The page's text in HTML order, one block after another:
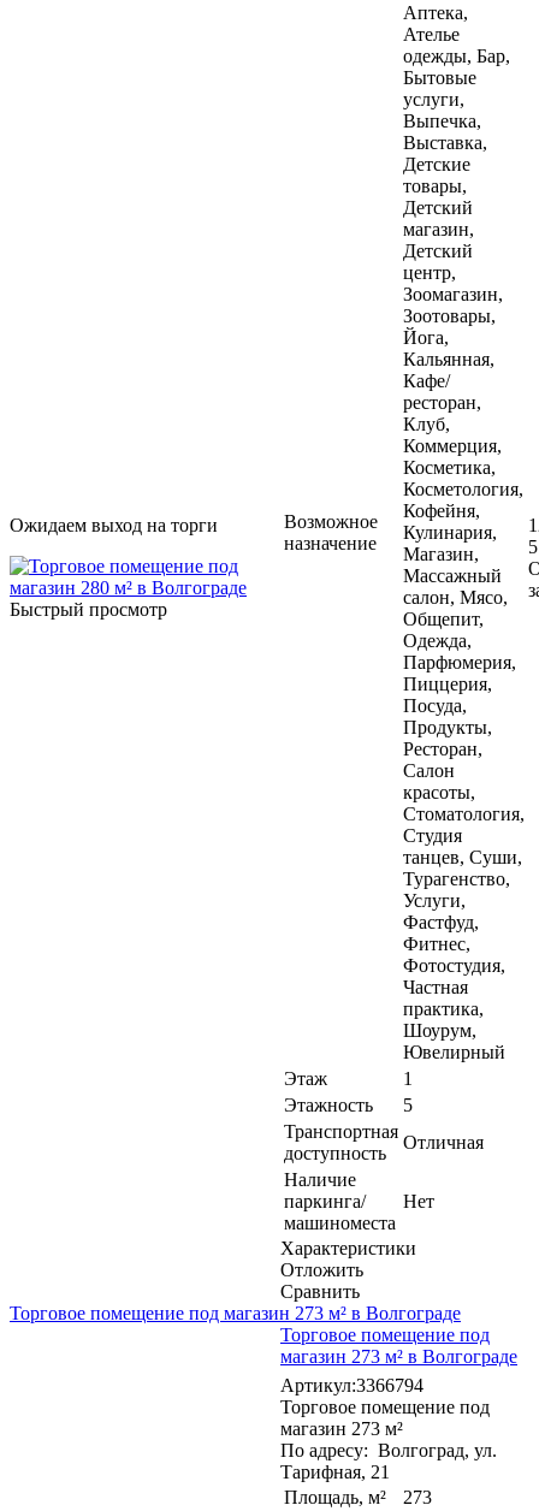
Ожидаем выход на торги
Быстрый просмотр
Возможное
назначение
Аптека,
Ателье
одежды, Бар,
Бытовые
услуги,
Выпечка,
Выставка,
Детские
товары,
Детский
магазин,
Детский
центр,
Зоомагазин,
Зоотовары,
Йога,
Кальянная,
Кафе/
ресторан,
Клуб,
Коммерция,
Косметика,
Косметология,
Кофейня,
Кулинария,
Магазин,
Массажный
салон, Мясо,
Общепит,
Одежда,
Парфюмерия,
Пиццерия,
Посуда,
Продукты,
Ресторан,
Салон
красоты,
Стоматология,
Студия
танцев, Суши,
Турагенство,
Услуги,
Фастфуд,
Фитнес,
Фотостудия,
Частная
практика,
Шоурум,
Ювелирный
Этаж
1
Этажность
5
Транспортная
доступность
Отличная
Наличие
паркинга/
машиноместа
Нет
Характеристики
Отложить
Сравнить
Торговое помещение под магазин 273 м² в Волгограде
Торговое помещение под
магазин 273 м² в Волгограде
Артикул:3366794
Торговое помещение под
магазин 273 м²
По адресу: Волгоград, ул.
Тарифная, 21
Площадь, м²
273